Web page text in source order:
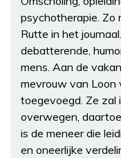
psychotherapie. Zo
Rutte in het
debatterende,
mens. Aan de
mevrouw van Loon
toegevoegd. Ze zal
overwegen,
is de meneer die
en oneerlijke